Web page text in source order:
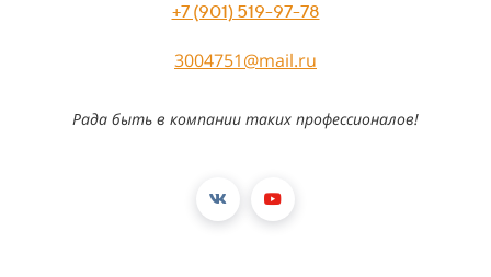
+7 (901) 519-97-78
3004751@mail.ru
Рада быть в компании таких профессионалов!